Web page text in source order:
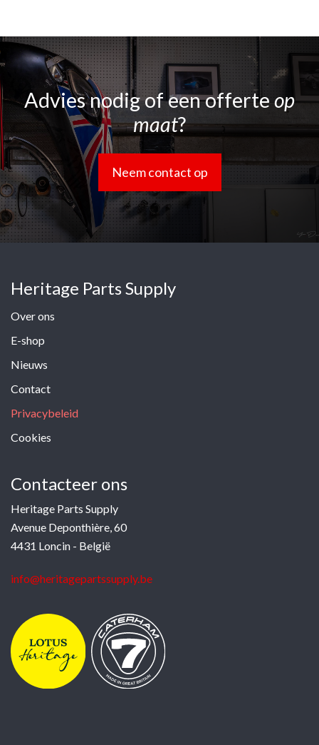
Advies nodig of een offerteop
maat?
Neem contact op
Heritage Parts Supply
Over ons
E-shop
Nieuws
Contact
Privacybeleid
Cookies
Contacteer ons
Heritage Parts Supply
Avenue Deponthière, 60
4431 Loncin - België
info@heritagepartssupply.be